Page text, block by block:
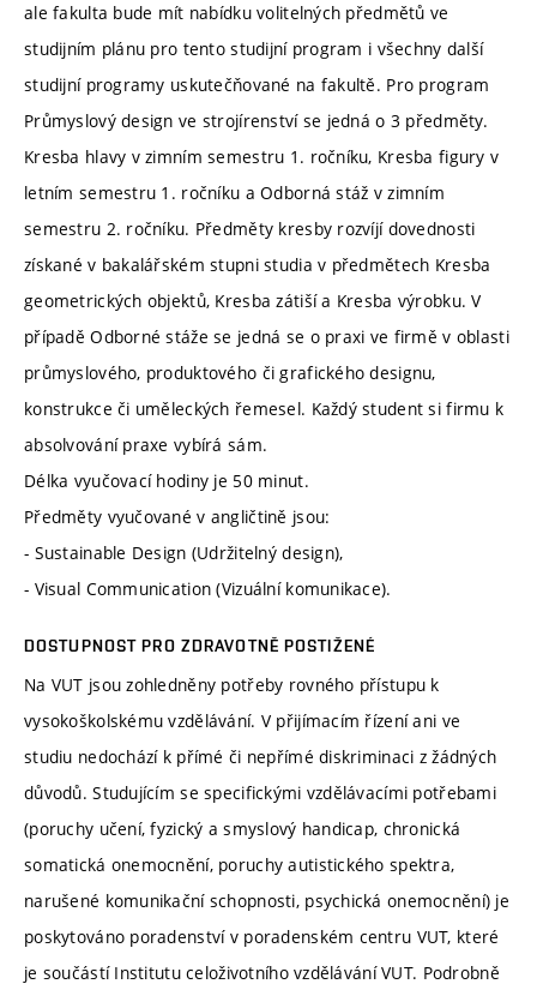
ale fakulta bude mít nabídku volitelných předmětů ve
studijním plánu pro tento studijní program i všechny další
studijní programy uskutečňované na fakultě. Pro program
Průmyslový design ve strojírenství se jedná o 3 předměty.
Kresba hlavy v zimním semestru 1. ročníku, Kresba figury v
letním semestru 1. ročníku a Odborná stáž v zimním
semestru 2. ročníku. Předměty kresby rozvíjí dovednosti
získané v bakalářském stupni studia v předmětech Kresba
geometrických objektů, Kresba zátiší a Kresba výrobku. V
případě Odborné stáže se jedná se o praxi ve firmě v oblasti
průmyslového, produktového či grafického designu,
konstrukce či uměleckých řemesel. Každý student si firmu k
absolvování praxe vybírá sám.
Délka vyučovací hodiny je 50 minut.
Předměty vyučované v angličtině jsou:
- Sustainable Design (Udržitelný design),
- Visual Communication (Vizuální komunikace).
DOSTUPNOST PRO ZDRAVOTNĚ POSTIŽENÉ
Na VUT jsou zohledněny potřeby rovného přístupu k
vysokoškolskému vzdělávání. V přijímacím řízení ani ve
studiu nedochází k přímé či nepřímé diskriminaci z žádných
důvodů. Studujícím se specifickými vzdělávacími potřebami
(poruchy učení, fyzický a smyslový handicap, chronická
somatická onemocnění, poruchy autistického spektra,
narušené komunikační schopnosti, psychická onemocnění) je
poskytováno poradenství v poradenském centru VUT, které
je součástí Institutu celoživotního vzdělávání VUT. Podrobně